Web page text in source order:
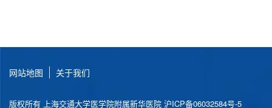
网站地图 关于我们
版权所有 上海交通大学医学院附属新华医院 沪ICP备06032584号-5